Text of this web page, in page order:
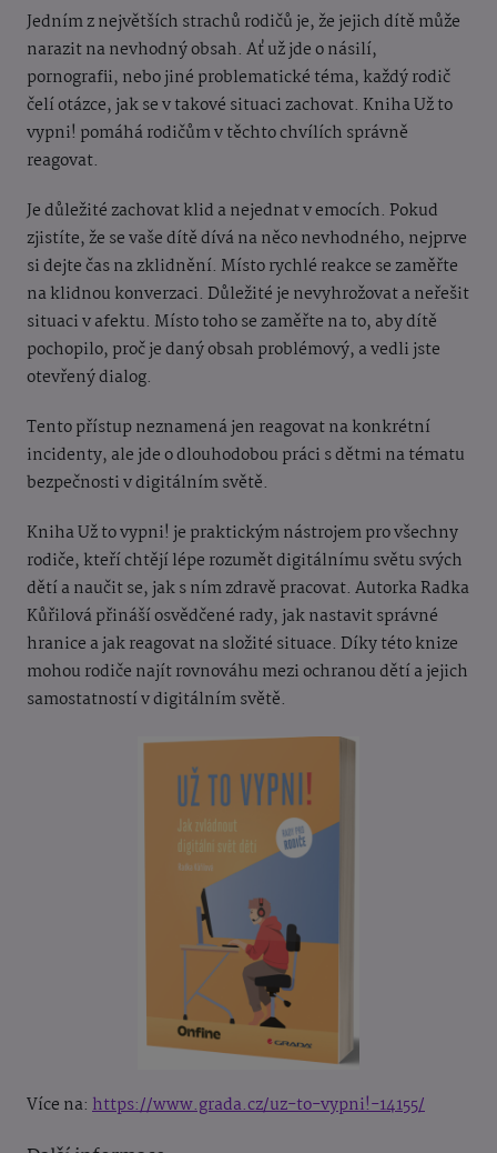
Jedním z největších strachů rodičů je, že jejich dítě může
narazit na nevhodný obsah. Ať už jde o násilí,
pornografii, nebo jiné problematické téma, každý rodič
čelí otázce, jak se v takové situaci zachovat. Kniha Už to
vypni! pomáhá rodičům v těchto chvílích správně
reagovat.
Je důležité zachovat klid a nejednat v emocích. Pokud
zjistíte, že se vaše dítě dívá na něco nevhodného, nejprve
si dejte čas na zklidnění. Místo rychlé reakce se zaměřte
na klidnou konverzaci. Důležité je nevyhrožovat a neřešit
situaci v afektu. Místo toho se zaměřte na to, aby dítě
pochopilo, proč je daný obsah problémový, a vedli jste
otevřený dialog.
Tento přístup neznamená jen reagovat na konkrétní
incidenty, ale jde o dlouhodobou práci s dětmi na tématu
bezpečnosti v digitálním světě.
Kniha Už to vypni! je praktickým nástrojem pro všechny
rodiče, kteří chtějí lépe rozumět digitálnímu světu svých
dětí a naučit se, jak s ním zdravě pracovat. Autorka Radka
Kůřilová přináší osvědčené rady, jak nastavit správné
hranice a jak reagovat na složité situace. Díky této knize
mohou rodiče najít rovnováhu mezi ochranou dětí a jejich
samostatností v digitálním světě.
Více na: https://www.grada.cz/uz-to-vypni!-14155/